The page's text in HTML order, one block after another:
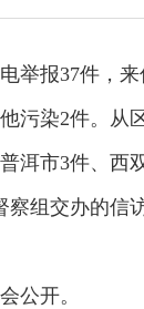
报37件，来
污染2件。从
洱市3件、西
组交办的信
公开。